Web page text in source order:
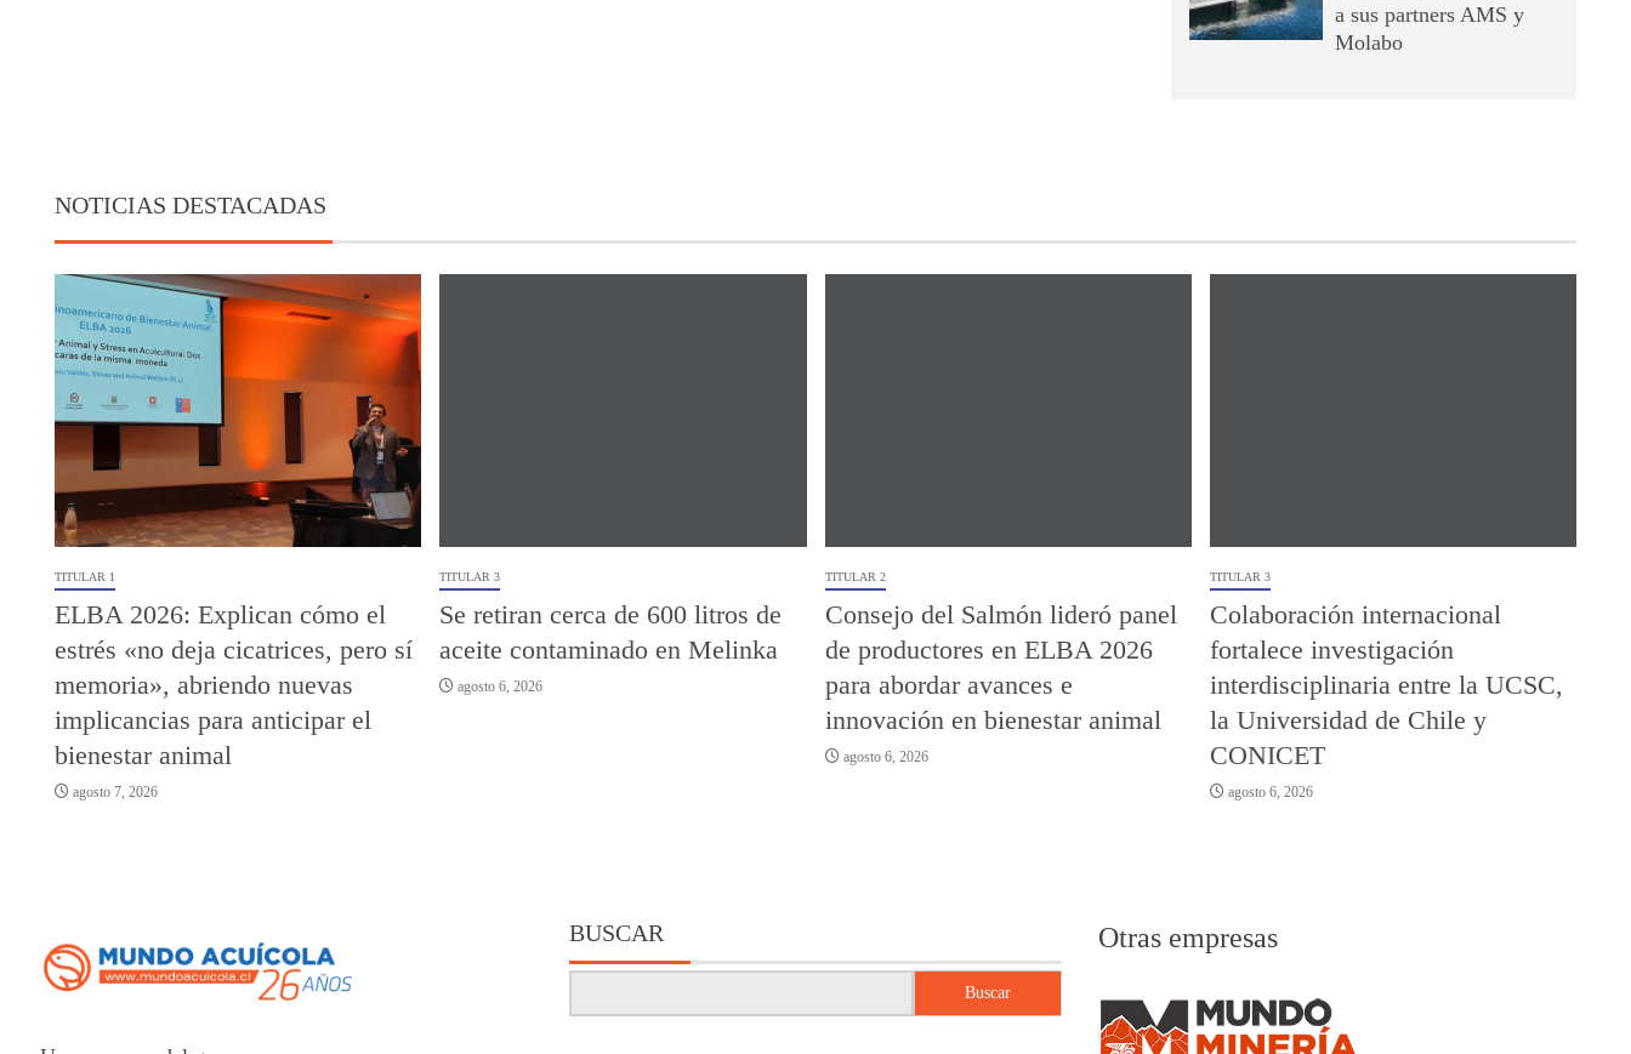
a sus partners AMS y
Molabo
NOTICIAS DESTACADAS
TITULAR 1
ELBA 2026: Explican cómo el
estrés «no deja cicatrices, pero sí
memoria», abriendo nuevas
implicancias para anticipar el
bienestar animal
agosto 7, 2026
TITULAR 3
Se retiran cerca de 600 litros de
aceite contaminado en Melinka
agosto 6, 2026
TITULAR 2
Consejo del Salmón lideró panel
de productores en ELBA 2026
para abordar avances e
innovación en bienestar animal
agosto 6, 2026
TITULAR 3
Colaboración internacional
fortalece investigación
interdisciplinaria entre la UCSC,
la Universidad de Chile y
CONICET
agosto 6, 2026
BUSCAR
Buscar
Otras empresas